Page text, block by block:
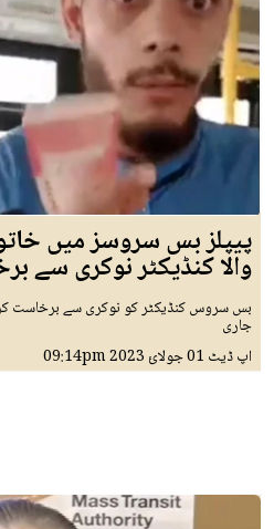
پیپلز بس سروسز میں
والا کنڈیکٹر نوکری سے
بس سروس کنڈیکٹر کو نوکری سے برخاست
جاری
اپ ڈیٹ 01 جولائ 2023 09:14pm